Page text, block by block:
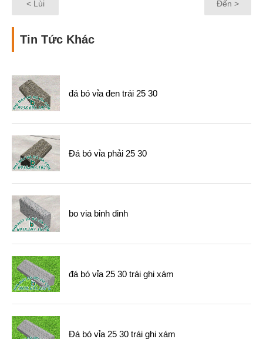
< Lùi Đến >
Tin Tức Khác
đá bó vỉa đen trái 25 30
Đá bó vỉa phải 25 30
bo via binh dinh
đá bó vỉa 25 30 trái ghi xám
Đá bó vỉa 25 30 trái ghi xám